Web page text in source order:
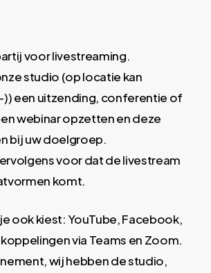
voor livestreaming.
studio (op locatie kan
)) een uitzending, conferentie of
webinar opzetten en deze
bij uw doelgroep.
voor dat de livestream
komt.
ook kiest: YouTube, Facebook,
via Teams en Zoom.
wij hebben de studio,